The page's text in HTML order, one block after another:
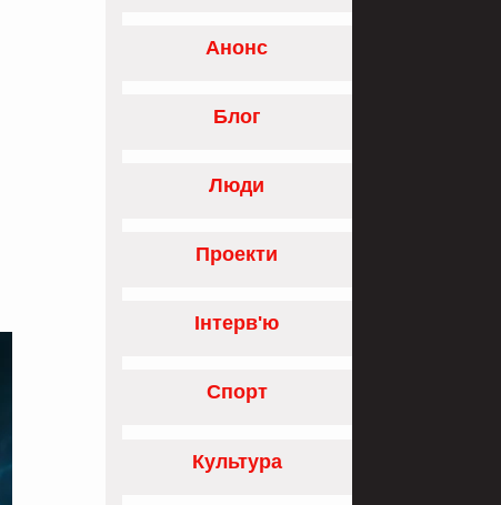
Анонс
Блог
Люди
Проекти
Інтерв'ю
Спорт
Культура